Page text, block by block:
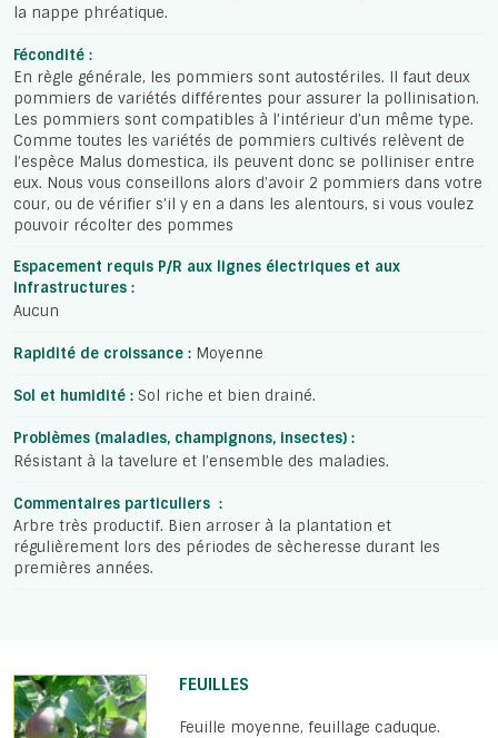
la nappe phréatique.
Fécondité :
En règle générale, les pommiers sont autostériles. Il faut deux
pommiers de variétés différentes pour assurer la pollinisation.
Les pommiers sont compatibles à l’intérieur d’un même type.
Comme toutes les variétés de pommiers cultivés relèvent de
l’espèce Malus domestica, ils peuvent donc se polliniser entre
eux. Nous vous conseillons alors d’avoir 2 pommiers dans votre
cour, ou de vérifier s’il y en a dans les alentours, si vous voulez
pouvoir récolter des pommes
Espacement requis P/R aux lignes électriques et aux
infrastructures :
Aucun
Rapidité de croissance : Moyenne
Sol et humidité : Sol riche et bien drainé.
Problèmes (maladies, champignons, insectes) :
Résistant à la tavelure et l’ensemble des maladies.
Commentaires particuliers :
Arbre très productif. Bien arroser à la plantation et
régulièrement lors des périodes de sècheresse durant les
premières années.
FEUILLES
Feuille moyenne, feuillage caduque.